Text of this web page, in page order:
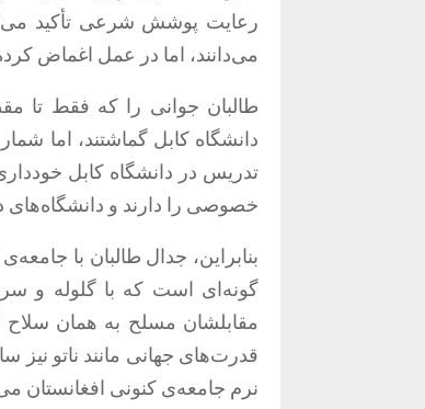
رعایت پوشش شرعی تأکید
می‌دانند، اما در عمل اغماض
طالبان جوانی را که فقط تا
دانشگاه کابل گماشتند، اما
تدریس در دانشگاه کابل
خصوصی را دارند و دانشگاه‌های
بنابراین، جدال طالبان با
گونه‌‌ای است که با گلوله و
مقابلشان مسلح به همان سلاح
قدرت‌های جهانی مانند ناتو نیز
نرم جامعه‌ی کنونی افغانستان